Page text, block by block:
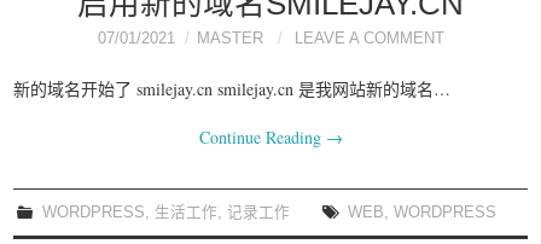
07/01/2021 MASTER LEAVE A COMMENT
新的域名开始了 smilejay.cn smilejay.cn 是我网站新的域名…
Continue Reading →
WORDPRESS 生活工作 ,记录工作 WEB ,WORDPRESS